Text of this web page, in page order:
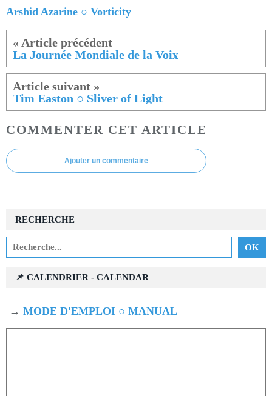
Arshid Azarine ○ Vorticity
La Journée Mondiale de la Voix
Tim Easton ○ Sliver of Light
COMMENTER CET ARTICLE
Ajouter un commentaire
RECHERCHE
📌 CALENDRIER - CALENDAR
→ MODE D'EMPLOI ○ MANUAL